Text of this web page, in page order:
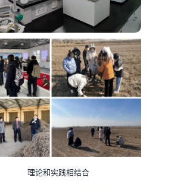
理论和实践相结合